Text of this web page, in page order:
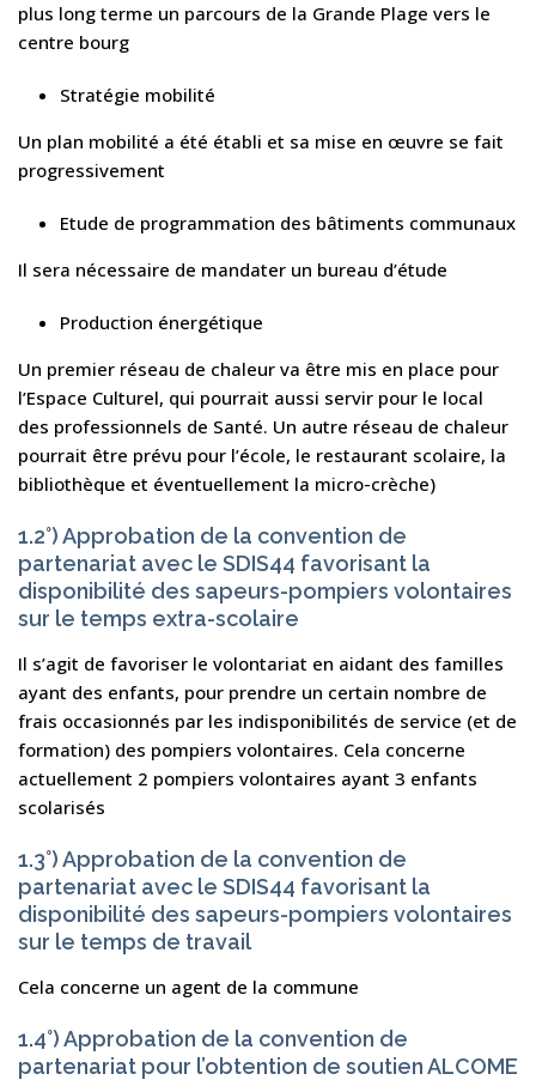
plus long terme un parcours de la Grande Plage vers le
centre bourg
Stratégie mobilité
Un plan mobilité a été établi et sa mise en œuvre se fait
progressivement
Etude de programmation des bâtiments communaux
Il sera nécessaire de mandater un bureau d’étude
Production énergétique
Un premier réseau de chaleur va être mis en place pour
l’Espace Culturel, qui pourrait aussi servir pour le local
des professionnels de Santé. Un autre réseau de chaleur
pourrait être prévu pour l’école, le restaurant scolaire, la
bibliothèque et éventuellement la micro-crèche)
1.2°) Approbation de la convention de
partenariat avec le SDIS44 favorisant la
disponibilité des sapeurs-pompiers volontaires
sur le temps extra-scolaire
Il s’agit de favoriser le volontariat en aidant des familles
ayant des enfants, pour prendre un certain nombre de
frais occasionnés par les indisponibilités de service (et de
formation) des pompiers volontaires. Cela concerne
actuellement 2 pompiers volontaires ayant 3 enfants
scolarisés
1.3°) Approbation de la convention de
partenariat avec le SDIS44 favorisant la
disponibilité des sapeurs-pompiers volontaires
sur le temps de travail
Cela concerne un agent de la commune
1.4°) Approbation de la convention de
partenariat pour l’obtention de soutien ALCOME